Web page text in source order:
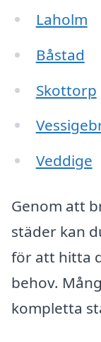
Laholm
Båstad
Skottorp
Veddige
Genom att
städer kan
för att hitta
behov.
kompletta